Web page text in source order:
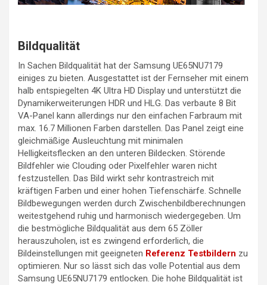
Bildqualität
In Sachen Bildqualität hat der Samsung UE65NU7179
einiges zu bieten. Ausgestattet ist der Fernseher mit einem
halb entspiegelten 4K Ultra HD Display und unterstützt die
Dynamikerweiterungen HDR und HLG. Das verbaute 8 Bit
VA-Panel kann allerdings nur den einfachen Farbraum mit
max. 16.7 Millionen Farben darstellen. Das Panel zeigt eine
gleichmäßige Ausleuchtung mit minimalen
Helligkeitsflecken an den unteren Bildecken. Störende
Bildfehler wie Clouding oder Pixelfehler waren nicht
festzustellen. Das Bild wirkt sehr kontrastreich mit
kräftigen Farben und einer hohen Tiefenschärfe. Schnelle
Bildbewegungen werden durch Zwischenbildberechnungen
weitestgehend ruhig und harmonisch wiedergegeben. Um
die bestmögliche Bildqualität aus dem 65 Zöller
herauszuholen, ist es zwingend erforderlich, die
Bildeinstellungen mit geeigneten Referenz Testbildern zu
optimieren. Nur so lässt sich das volle Potential aus dem
Samsung UE65NU7179 entlocken. Die hohe Bildqualität ist